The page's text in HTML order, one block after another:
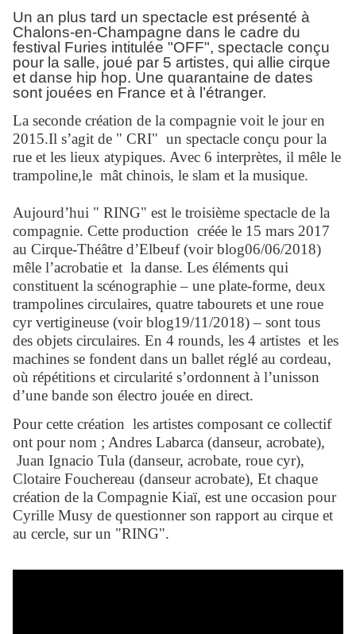
Un an plus tard un spectacle est présenté à
Chalons-en-Champagne dans le cadre du
festival Furies intitulée "OFF", spectacle conçu
pour la salle, joué par 5 artistes, qui allie cirque
et danse hip hop. Une quarantaine de dates
sont jouées en France et à l’étranger.
La seconde création de la compagnie voit le jour en
2015.Il s’agit de " CRI" un spectacle conçu pour la
rue et les lieux atypiques. Avec 6 interprètes, il mêle le
trampoline,le mât chinois, le slam et la musique.
Aujourd’hui " RING" est le troisième spectacle de la
compagnie. Cette production créée le 15 mars 2017
au Cirque-Théâtre d’Elbeuf (voir blog06/06/2018)
mêle l’acrobatie et la danse. Les éléments qui
constituent la scénographie – une plate-forme, deux
trampolines circulaires, quatre tabourets et une roue
cyr vertigineuse (voir blog19/11/2018) – sont tous
des objets circulaires. En 4 rounds, les 4 artistes et les
machines se fondent dans un ballet réglé au cordeau,
où répétitions et circularité s’ordonnent à l’unisson
d’une bande son électro jouée en direct.
Pour cette création les artistes composant ce collectif
ont pour nom ; Andres Labarca (danseur, acrobate),
Juan Ignacio Tula (danseur, acrobate, roue cyr),
Clotaire Fouchereau (danseur acrobate), Et chaque
création de la Compagnie Kiaï, est une occasion pour
Cyrille Musy de questionner son rapport au cirque et
au cercle, sur un "RING".